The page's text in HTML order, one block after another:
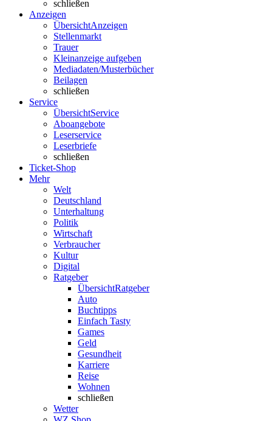
schließen
Anzeigen
ÜbersichtAnzeigen
Stellenmarkt
Trauer
Kleinanzeige aufgeben
Mediadaten/Musterbücher
Beilagen
schließen
Service
ÜbersichtService
Aboangebote
Leserservice
Leserbriefe
schließen
Ticket-Shop
Mehr
Welt
Deutschland
Unterhaltung
Politik
Wirtschaft
Verbraucher
Kultur
Digital
Ratgeber
ÜbersichtRatgeber
Auto
Buchtipps
Einfach Tasty
Games
Geld
Gesundheit
Karriere
Reise
Wohnen
schließen
Wetter